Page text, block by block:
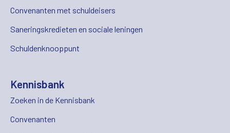
Convenanten met schuldeisers
Saneringskredieten en sociale leningen
Schuldenknooppunt
Kennisbank
Zoeken in de Kennisbank
Convenanten